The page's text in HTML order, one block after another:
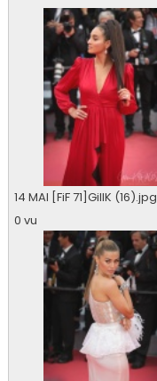
14 MAI [FiF 71]GillK (16).jpg
0 vu